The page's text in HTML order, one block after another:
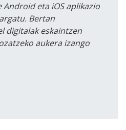
Android eta iOS aplikazio
Bertan
digitalak eskaintzen
aukera izango